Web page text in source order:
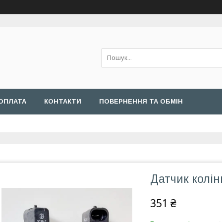
КОНТАКТИ ПОВЕРНЕННЯ ТА ОБМІН
Датчик
351 ₴